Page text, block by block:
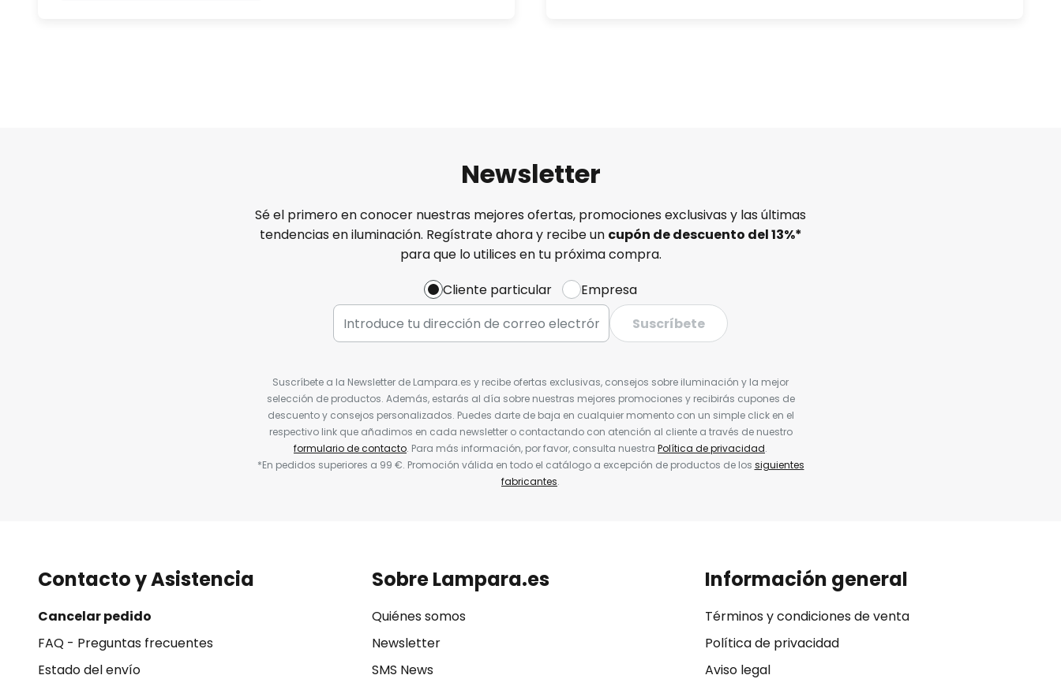
Newsletter
Sé el primero en conocer nuestras mejores ofertas, promociones exclusivas y las últimas
tendencias en iluminación. Regístrate ahora y recibe un cupón de descuento del13%*
para que lo utilices en tu próxima compra.
Cliente particular
Empresa
Suscríbete
Suscríbete a la Newsletter de Lampara.es y recibe ofertas exclusivas, consejos sobre iluminación y la mejor
selección de productos. Además, estarás al día sobre nuestras mejores promociones y recibirás cupones de
descuento y consejos personalizados. Puedes darte de baja en cualquier momento con un simple click en el
respectivo link que añadimos en cada newsletter o contactando con atención al cliente a través de nuestro
formulario de contacto. Para más información, por favor, consulta nuestra Política de privacidad.
*En pedidos superiores a 99 €. Promoción válida en todo el catálogo a excepción de productos de los siguientes
fabricantes.
Contacto y Asistencia
Cancelar pedido
FAQ - Preguntas frecuentes
Estado del envío
Sobre Lampara.es
Quiénes somos
Newsletter
SMS News
Información general
Términos y condiciones de venta
Política de privacidad
Aviso legal